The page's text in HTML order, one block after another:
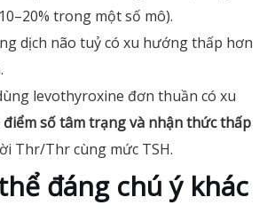
trong một số mô).
dịch não tuỷ có xu hướng thấp hơn
levothyroxine đơn thuần có xu
điểm số tâm trạng và nhận thức thấp
Thr/Thr cùng mức TSH.
đáng chú ý khác